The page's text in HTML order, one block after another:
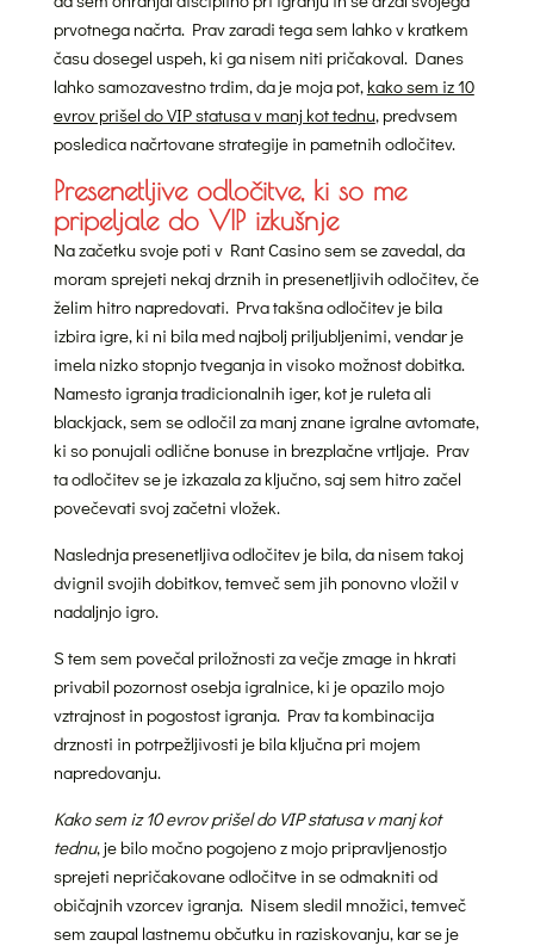
prvotnega načrta. Prav zaradi tega sem lahko v kratkem
času dosegel uspeh, ki ga nisem niti pričakoval. Danes
lahko samozavestno trdim, da je moja pot, kako sem iz 10
evrov prišel do VIP statusa v manj kot tednu, predvsem
posledica načrtovane strategije in pametnih odločitev.
Presenetljive odločitve, ki so me
pripeljale do VIP izkušnje
Na začetku svoje poti v Rant Casino sem se zavedal, da
moram sprejeti nekaj drznih in presenetljivih odločitev, če
želim hitro napredovati. Prva takšna odločitev je bila
izbira igre, ki ni bila med najbolj priljubljenimi, vendar je
imela nizko stopnjo tveganja in visoko možnost dobitka.
Namesto igranja tradicionalnih iger, kot je ruleta ali
blackjack, sem se odločil za manj znane igralne avtomate,
ki so ponujali odlične bonuse in brezplačne vrtljaje. Prav
ta odločitev se je izkazala za ključno, saj sem hitro začel
povečevati svoj začetni vložek.
Naslednja presenetljiva odločitev je bila, da nisem takoj
dvignil svojih dobitkov, temveč sem jih ponovno vložil v
nadaljnjo igro.
S tem sem povečal priložnosti za večje zmage in hkrati
privabil pozornost osebja igralnice, ki je opazilo mojo
vztrajnost in pogostost igranja. Prav ta kombinacija
drznosti in potrpežljivosti je bila ključna pri mojem
napredovanju.
Kako sem iz 10 evrov prišel do VIP statusa v manj kot
tednu, je bilo močno pogojeno z mojo pripravljenostjo
sprejeti nepričakovane odločitve in se odmakniti od
običajnih vzorcev igranja. Nisem sledil množici, temveč
sem zaupal lastnemu občutku in raziskovanju, kar se je